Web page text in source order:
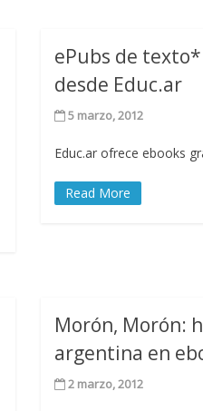
ePubs de
desde Educ.ar
5 marzo, 2012
Educ.ar ofrece ebooks
Read More
Morón, Morón:
argentina en
2 marzo, 2012